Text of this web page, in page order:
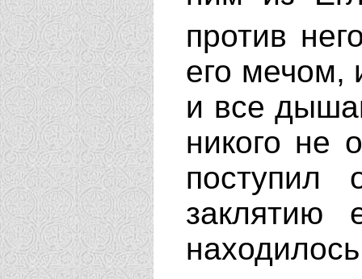
против
его мечом,
и все
никого не